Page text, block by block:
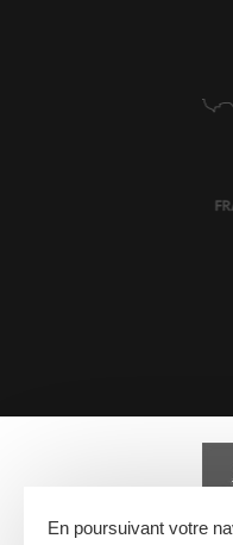
À
À
En poursuivant votre